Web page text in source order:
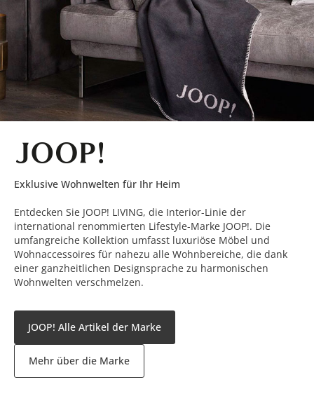
Exklusive Wohnwelten für Ihr Heim
Entdecken Sie JOOP! LIVING, die Interior-Linie der
international renommierten Lifestyle-Marke JOOP!. Die
umfangreiche Kollektion umfasst luxuriöse Möbel und
Wohnaccessoires für nahezu alle Wohnbereiche, die dank
einer ganzheitlichen Designsprache zu harmonischen
Wohnwelten verschmelzen.
JOOP! Alle Artikel der Marke
Mehr über die Marke